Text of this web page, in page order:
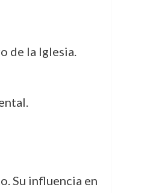
de la Iglesia.
Su influencia en